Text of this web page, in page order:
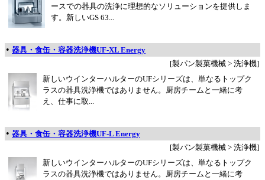
ースでの器具の洗浄に理想的なソリューションを提供しま
す。新しいGS 63...
• 器具・食缶・容器洗浄機UF-XL Energy
[製パン製菓機械 > 洗浄機]
新しいウインターハルターのUFシリーズは、単なるトップク
ラスの器具洗浄機ではありません。厨房チームと一緒に考
え、仕事に取...
• 器具・食缶・容器洗浄機UF-L Energy
[製パン製菓機械 > 洗浄機]
新しいウインターハルターのUFシリーズは、単なるトップク
ラスの器具洗浄機ではありません。厨房チームと一緒に考